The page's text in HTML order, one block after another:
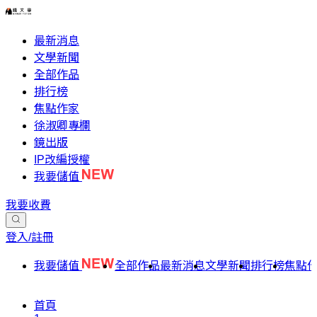
最新消息
文學新聞
全部作品
排行榜
焦點作家
徐淑卿專欄
鏡出版
IP改編授權
我要儲值
我要收費
登入/註冊
我要儲值 全部作品最新消息文學新聞排行榜焦點
首頁